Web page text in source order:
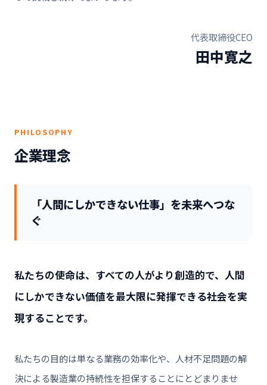
代表取締役CEO
田中寛之
PHILOSOPHY
企業理念
「人間にしかできない仕事」を未来へつな
ぐ
私たちの使命は、すべての人がより創造的で、人間
にしかできない価値を最大限に発揮できる社会を実
現することです。
私たちの目的は単なる業務の効率化や、人材不足問題の解
決による製造業の持続性を担保することにとどまりませ